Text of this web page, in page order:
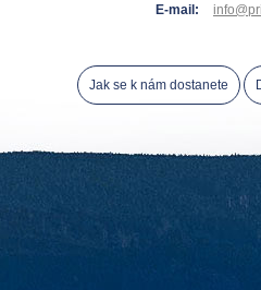
E-mail:
Jak se k nám dostanete